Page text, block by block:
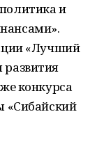
и
«Лучший
конкурса
«Сибайский